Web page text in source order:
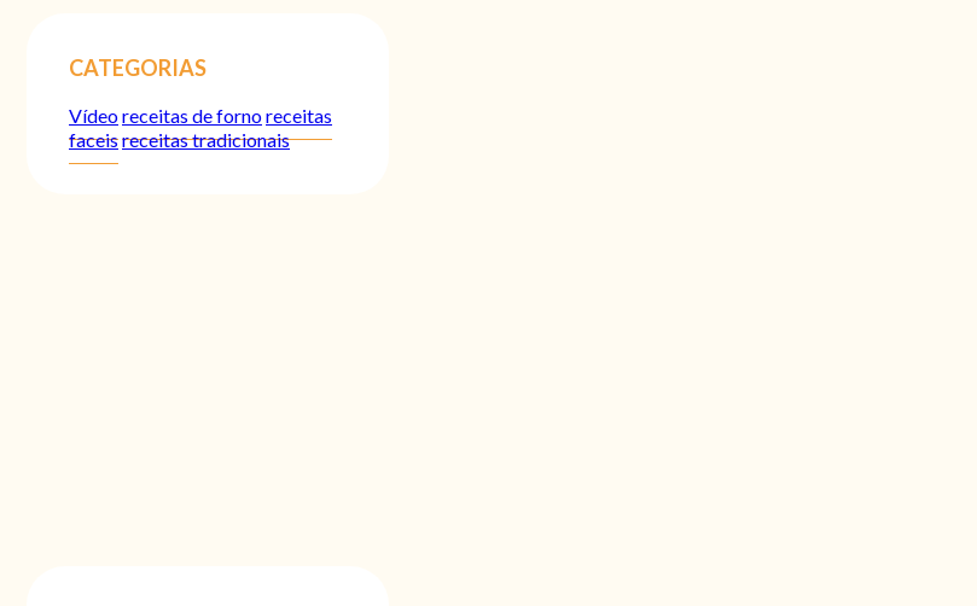
CATEGORIAS
Vídeoreceitas de fornoreceitas
faceisreceitas tradicionais